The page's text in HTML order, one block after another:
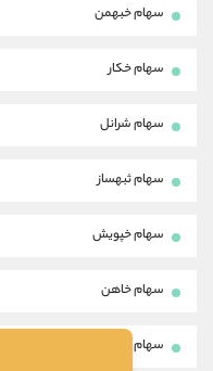
سهام خبهمن
سهام خکار
سهام شرانل
سهام ثبهساز
سهام خپویش
سهام خاهن
سهام چافست